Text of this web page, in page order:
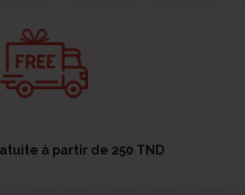
à partir de 250 TND